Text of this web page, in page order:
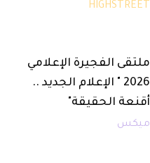
HIGHSTREET
ملتقى الفجيرة الإعلامي
2026 " الإعلام الجديد ..
أقنعة الحقيقة"
ميكس